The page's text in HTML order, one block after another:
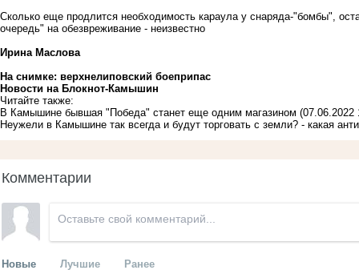
Сколько еще продлится необходимость караула у снаряда-"бомбы",
очередь" на обезвреживание - неизвестно
Ирина Маслова
На снимке: верхнелиповский боеприпас
Новости на Блoкнoт-Камышин
Читайте также:
В Камышине бывшая "Победа" станет еще одним магазином (07.06.2022
Неужели в Камышине так всегда и будут торговать с земли? - какая
Комментарии
Новые Лучшие Ранее